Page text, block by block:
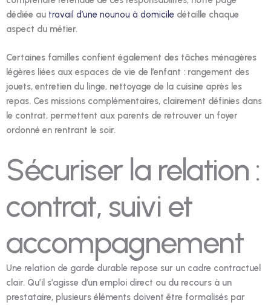
dédiée au travail d’une nounou à domicile détaille chaque
aspect du métier.
Certaines familles confient également des tâches ménagères
légères liées aux espaces de vie de l’enfant : rangement des
jouets, entretien du linge, nettoyage de la cuisine après les
repas. Ces missions complémentaires, clairement définies dans
le contrat, permettent aux parents de retrouver un foyer
ordonné en rentrant le soir.
Sécuriser la relation :
contrat, suivi et
accompagnement
Une relation de garde durable repose sur un cadre contractuel
clair. Qu’il s’agisse d’un emploi direct ou du recours à un
prestataire, plusieurs éléments doivent être formalisés par